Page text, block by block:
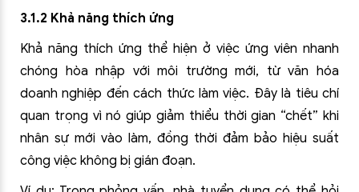
3.1.2 Khả năng thích ứng
Khả năng thích ứng thể hiện ở việc ứng viên nhanh
chóng hòa nhập với môi trường mới, từ văn hóa
doanh nghiệp đến cách thức làm việc. Đây là tiêu chí
quan trọng vì nó giúp giảm thiểu thời gian “chết” khi
nhân sự mới vào làm, đồng thời đảm bảo hiệu suất
công việc không bị gián đoạn.